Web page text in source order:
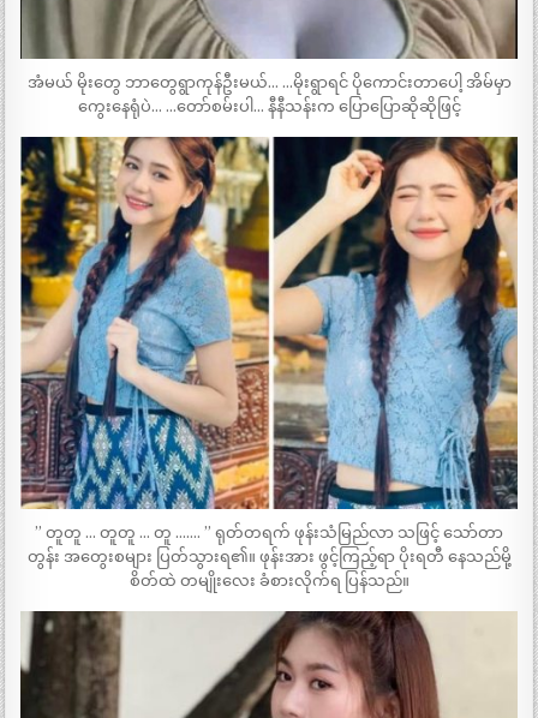
အံမယ် မိုးတွေ ဘာတွေရွာကုန်ဦးမယ်… …မိုးရွာရင် ပိုကောင်းတာပေါ့ အိမ်မှာ
ကွေးနေရုံပဲ… …တော်စမ်းပါ… နီနီသန်းက ပြောပြောဆိုဆိုဖြင့်
” တူတူ … တူတူ … တူ ……. ” ရုတ်တရက် ဖုန်းသံမြည်လာ သဖြင့် သော်တာ
တွန်း အတွေးစများ ပြတ်သွားရ၏။ ဖုန်းအား ဖွင့်ကြည့်ရာ ပိုးရတီ နေသည်မို့
စိတ်ထဲ တမျိုးလေး ခံစားလိုက်ရ ပြန်သည်။